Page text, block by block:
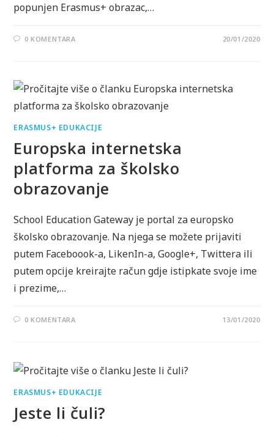
popunjen Erasmus+ obrazac,…
0 KOMENTARA 20/01/2020
ERASMUS+ EDUKACIJE
Europska internetska
platforma za školsko
obrazovanje
School Education Gateway je portal za europsko
školsko obrazovanje. Na njega se možete prijaviti
putem Faceboook-a, LikenIn-a, Google+, Twittera ili
putem opcije kreirajte račun gdje istipkate svoje ime
i prezime,…
0 KOMENTARA 13/01/2020
ERASMUS+ EDUKACIJE
Jeste li čuli?